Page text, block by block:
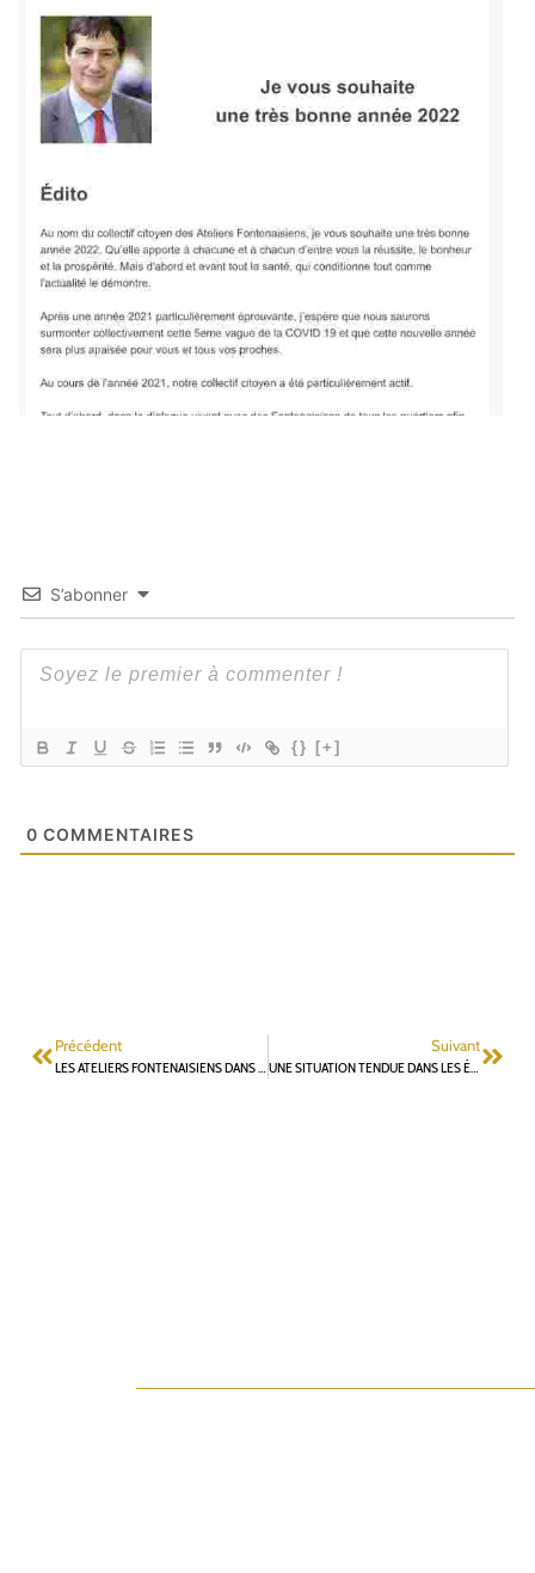
S’abonner
{} [+]
0 COMMENTAIRES
Précédent Suivant
UNE SITUATION TENDUE DANS LES ÉCOLES DE FONTENAY-AUX-ROSES